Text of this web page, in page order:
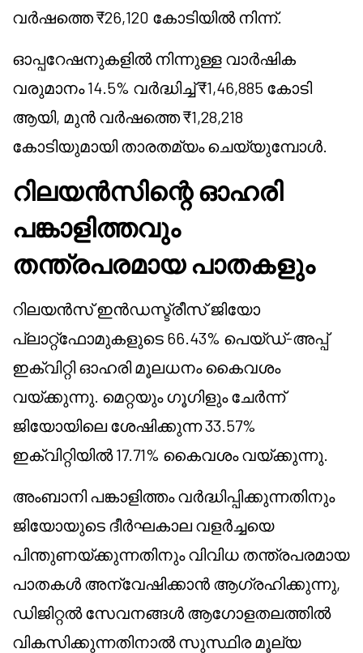
വർഷത്തെ ₹26,120 കോടിയിൽ നിന്ന്.
ഓപ്പറേഷനുകളിൽ നിന്നുള്ള വാർഷിക
വരുമാനം 14.5% വർദ്ധിച്ച് ₹1,46,885 കോടി
ആയി, മുൻ വർഷത്തെ ₹1,28,218
കോടിയുമായി താരതമ്യം ചെയ്യുമ്പോൾ.
റിലയൻസിന്റെ ഓഹരി
പങ്കാളിത്തവും
തന്ത്രപരമായ പാതകളും
റിലയൻസ് ഇൻഡസ്ട്രീസ് ജിയോ
പ്ലാറ്റ്ഫോമുകളുടെ 66.43% പെയ്ഡ്-അപ്പ്
ഇക്വിറ്റി ഓഹരി മൂലധനം കൈവശം
വയ്ക്കുന്നു. മെറ്റയും ഗൂഗിളും ചേർന്ന്
ജിയോയിലെ ശേഷിക്കുന്ന 33.57%
ഇക്വിറ്റിയിൽ 17.71% കൈവശം വയ്ക്കുന്നു.
അംബാനി പങ്കാളിത്തം വർദ്ധിപ്പിക്കുന്നതിനും
ജിയോയുടെ ദീർഘകാല വളർച്ചയെ
പിന്തുണയ്ക്കുന്നതിനും വിവിധ തന്ത്രപരമായ
പാതകൾ അന്വേഷിക്കാൻ ആഗ്രഹിക്കുന്നു,
ഡിജിറ്റൽ സേവനങ്ങൾ ആഗോളതലത്തിൽ
വികസിക്കുന്നതിനാൽ സുസ്ഥിര മൂല്യ